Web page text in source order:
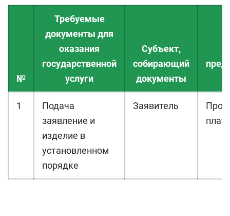
№
Требуемые
документы для
оказания
государственной
услуги
Субъект,
собирающий
документы
1
Подача
заявление и
изделие в
установленном
порядке
Заявитель